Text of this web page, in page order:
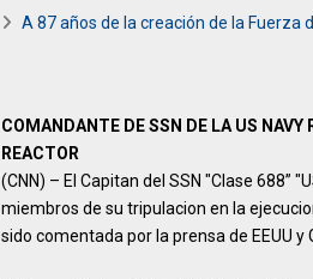
A 87 años de la creación de la Fuerza
COMANDANTE DE SSN DE LA US
REACTOR
(CNN) – El Capitan del SSN "Clase 688”
miembros de su tripulacion en la
sido comentada por la prensa de EEUU